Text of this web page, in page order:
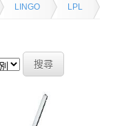
LINGO LPL